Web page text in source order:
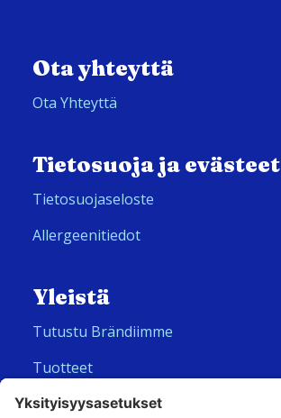
Ota yhteyttä
Ota Yhteyttä
Tietosuoja ja evästeet
Tietosuojaseloste
Allergeenitiedot
Yleistä
Tutustu Brändiimme
Tuotteet
Meistä